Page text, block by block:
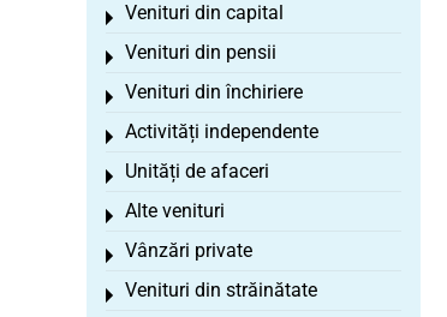
Venituri din capital
Toggle menu
Venituri din pensii
Toggle menu
Venituri din închiriere
Toggle menu
Activități independente
Toggle menu
Unități de afaceri
Toggle menu
Alte venituri
Toggle menu
Vânzări private
Toggle menu
Venituri din străinătate
Toggle menu